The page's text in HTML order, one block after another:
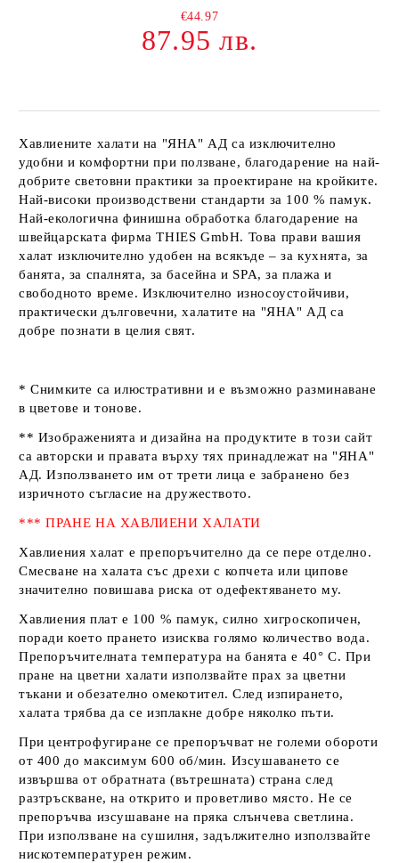
€44.97
87.95 лв.
Хавлиените халати на "ЯНА" АД са изключително
удобни и комфортни при ползване, благодарение на най-
добрите световни практики за проектиране на кройките.
Най-високи производствени стандарти за 100 % памук.
Най-екологична финишна обработка благодарение на
швейцарската фирмаTHIES GmbH. Това прави вашия
халат изключително удобен на всякъде – за кухнята, за
банята, за спалнята, за басейна и SPA, за плажа и
свободното време. Изключително износоустойчиви,
практически дълговечни, халатите на "ЯНА" АД са
добре познати в целия свят.
* Снимките са илюстративни и е възможно разминаване
в цветове и тонове.
** Изображенията и дизайна на продуктите в този сайт
са авторски и правата върху тях принадлежат на "ЯНА"
АД. Използването им от трети лица е забранено без
изричното съгласие на дружеството.
*** ПРАНЕ НА ХАВЛИЕНИ ХАЛАТИ
Хавлиения халат е препоръчително да се пере отделно.
Смесване на халата със дрехи с копчета или ципове
значително повишава риска от одефектяването му.
Хавлиения плат е 100 % памук, силно хигроскопичен,
поради което прането изисква голямо количество вода.
Препоръчителната температура на банята е 40° С. При
пране на цветни халати използвайте прах за цветни
тъкани и обезателно омекотител. След изпирането,
халата трябва да се изплакне добре няколко пъти.
При центрофугиране се препоръчват не големи обороти
от 400 до максимум 600 об/мин. Изсушаването се
извършва от обратната (вътрешната) страна след
разтръскване, на открито и проветливо място. Не се
препоръчва изсушаване на пряка слънчева светлина.
При използване на сушилня, задължително използвайте
нискотемпературен режим.